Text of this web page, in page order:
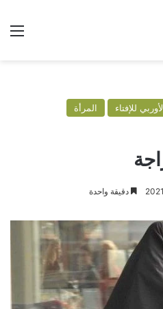
للإفتاء
المرأة
دقيقة واحدة